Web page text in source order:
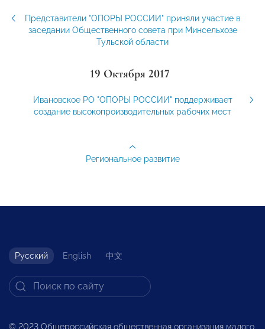
Представители "ОПОРЫ РОССИИ" приняли участие в
заседании Общественного совета при Минсельхозе
Тульской области
19 Октября 2017
Ивановское РО "ОПОРЫ РОССИИ" поддерживает
создание высокопроизводительных рабочих мест
Региональное развитие
Русский English 中文
© 2023 Общероссийская общественная организация малого